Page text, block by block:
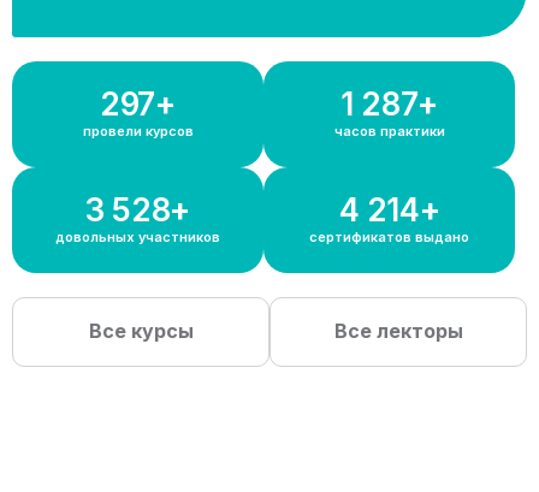
300+
провели курсов
1 300+
часов практики
3 600+
довольных участников
4 300+
сертификатов выдано
Все курсы Все лекторы